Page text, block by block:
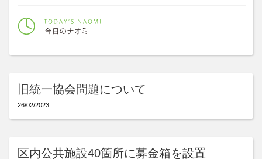
旧統一協会問題について
26/02/2023
区内公共施設40箇所に募金箱を設置